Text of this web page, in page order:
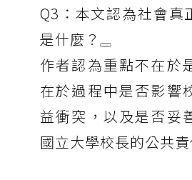
Q3：本文認為社會真
是什麼？
作者認為重點不在於
在於過程中是否影響
益衝突，以及是否妥
國立大學校長的公共責